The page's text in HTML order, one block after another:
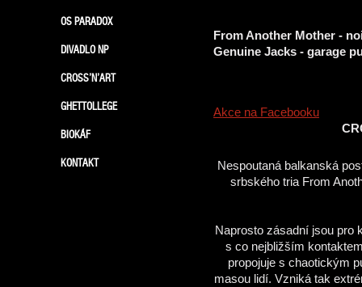
OS PARADOX
DIVADLO NP
CROSS’N’ART
GHETTOLLEGE
BIOKÁF
KONTAKT
From Another Mother -
Genuine Jacks - garage
Akce na Facebooku
Nespoutaná balkanská
srbského tria From
Naprosto zásadní jsou pro
s co nejbližším
propojuje s chaotickým
masou lidí. Vzniká tak